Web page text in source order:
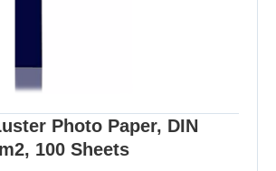
Photo Paper, DIN
100 Sheets